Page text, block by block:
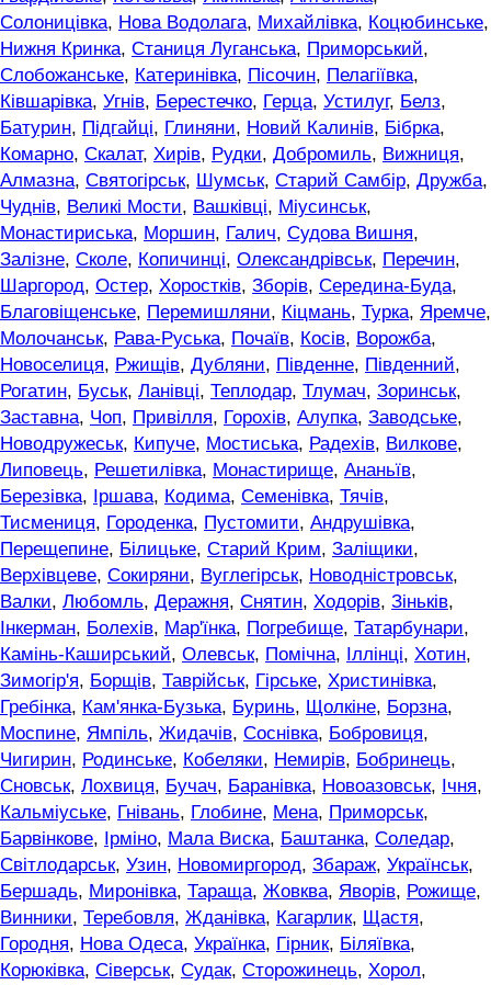
Солоницівка, Нова Водолага, Михайлівка, Коцюбинське,
Нижня Кринка, Станиця Луганська, Приморський,
Слобожанське, Катеринівка, Пісочин, Пелагіївка,
Ківшарівка, Угнів, Берестечко, Герца, Устилуг, Белз,
Батурин, Підгайці, Глиняни, Новий Калинів, Бібрка,
Комарно, Скалат, Хирів, Рудки, Добромиль, Вижниця,
Алмазна, Святогірськ, Шумськ, Старий Самбір, Дружба,
Чуднів, Великі Мости, Вашківці, Міусинськ,
Монастириська, Моршин, Галич, Судова Вишня,
Залізне, Сколе, Копичинці, Олександрівськ, Перечин,
Шаргород, Остер, Хоростків, Зборів, Середина-Буда,
Благовіщенське, Перемишляни, Кіцмань, Турка, Яремче,
Молочанськ, Рава-Руська, Почаїв, Косів, Ворожба,
Новоселиця, Ржищів, Дубляни, Південне, Південний,
Рогатин, Буськ, Ланівці, Теплодар, Тлумач, Зоринськ,
Заставна, Чоп, Привілля, Горохів, Алупка, Заводське,
Новодружеськ, Кипуче, Мостиська, Радехів, Вилкове,
Липовець, Решетилівка, Монастирище, Ананьїв,
Березівка, Іршава, Кодима, Семенівка, Тячів,
Тисмениця, Городенка, Пустомити, Андрушівка,
Перещепине, Білицьке, Старий Крим, Заліщики,
Верхівцеве, Сокиряни, Вуглегірськ, Новодністровськ,
Валки, Любомль, Деражня, Снятин, Ходорів, Зіньків,
Інкерман, Болехів, Мар'їнка, Погребище, Татарбунари,
Камінь-Каширський, Олевськ, Помічна, Іллінці, Хотин,
Зимогір'я, Борщів, Таврійськ, Гірське, Христинівка,
Гребінка, Кам'янка-Бузька, Буринь, Щолкіне, Борзна,
Моспине, Ямпіль, Жидачів, Соснівка, Бобровиця,
Чигирин, Родинське, Кобеляки, Немирів, Бобринець,
Сновськ, Лохвиця, Бучач, Баранівка, Новоазовськ, Ічня,
Кальміуське, Гнівань, Глобине, Мена, Приморськ,
Барвінкове, Ірміно, Мала Виска, Баштанка, Соледар,
Світлодарськ, Узин, Новомиргород, Збараж, Українськ,
Бершадь, Миронівка, Тараща, Жовква, Яворів, Рожище,
Винники, Теребовля, Жданівка, Кагарлик, Щастя,
Городня, Нова Одеса, Українка, Гірник, Біляївка,
Корюківка, Сіверськ, Судак, Сторожинець, Хорол,